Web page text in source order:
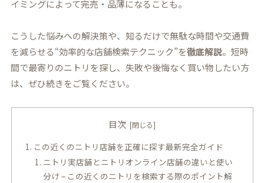
イミングによって完売・品薄になることも。
こうした悩みへの解決策や、知るだけで無駄な時間や交通費
を減らせる“効率的な店舗検索テクニック”を徹底解説。短時
間で最寄りのニトリを探し、失敗や後悔なく買い物したい方
は、ぜひ続きをご覧ください。
目次
この近くのニトリ店舗を正確に探す最新完全ガイド
ニトリ実店舗とニトリオンライン店舗の違いと使い
分け – この近くのニトリを検索する際のポイント解